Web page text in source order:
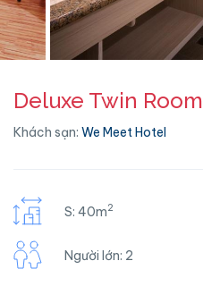
Deluxe Twin Room
Khách sạn: We Meet Hotel
S: 40m2
Người lớn: 2